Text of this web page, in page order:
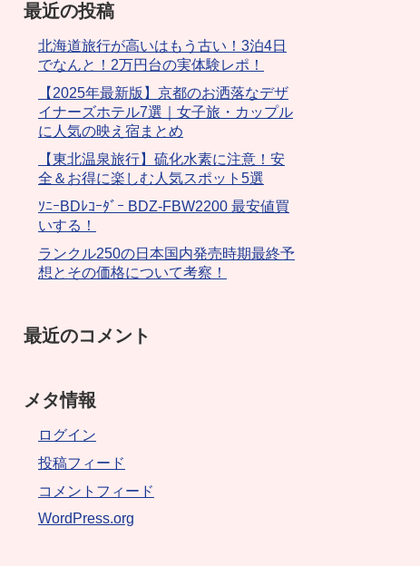
最近の投稿
北海道旅行が高いはもう古い！3泊4日
でなんと！2万円台の実体験レポ！
【2025年最新版】京都のお洒落なデザ
イナーズホテル7選｜女子旅・カップル
に人気の映え宿まとめ
【東北温泉旅行】硫化水素に注意！安
全＆お得に楽しむ人気スポット5選
ｿﾆｰBDﾚｺｰﾀﾞｰ BDZ-FBW2200 最安値買
いする！
ランクル250の日本国内発売時期最終予
想とその価格について考察！
最近のコメント
メタ情報
ログイン
投稿フィード
コメントフィード
WordPress.org